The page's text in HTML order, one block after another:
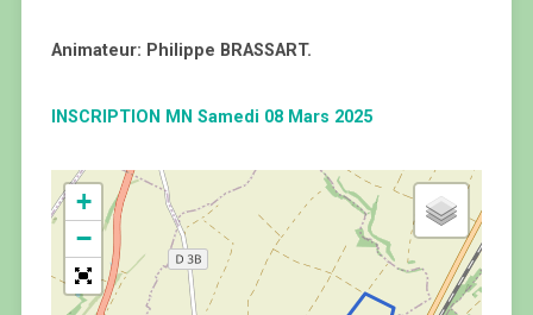
Animateur: Philippe BRASSART.
INSCRIPTION MN Samedi 08 Mars 2025
+
−